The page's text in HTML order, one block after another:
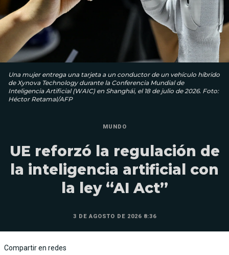
Una mujer entrega una tarjeta a un conductor de un vehículo híbrido
de Xynova Technology durante la Conferencia Mundial de
Inteligencia Artificial (WAIC) en Shanghái, el 18 de julio de 2026. Foto:
Héctor Retamal/AFP
MUNDO
UE reforzó la regulación de
la inteligencia artificial con
la ley “AI Act”
3 DE AGOSTO DE 2026 8:36
Compartir en redes